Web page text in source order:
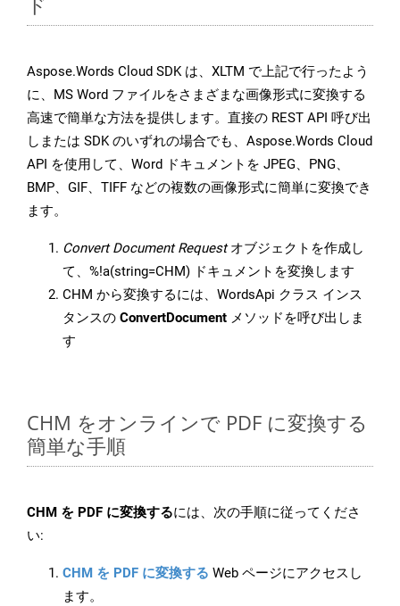
Aspose.Words Cloud SDK は、XLTM で上記で行ったよう
に、MS Word ファイルをさまざまな画像形式に変換する
高速で簡単な方法を提供します。直接の REST API 呼び出
しまたは SDK のいずれの場合でも、Aspose.Words Cloud
API を使用して、Word ドキュメントを JPEG、PNG、
BMP、GIF、TIFF などの複数の画像形式に簡単に変換でき
ます。
Convert Document Requestオブジェクトを作成し
て、%!a(string=CHM) ドキュメントを変換します
CHM から変換するには、WordsApi クラス インス
タンスの ConvertDocument メソッドを呼び出しま
す
CHM をオンラインで PDF に変換する
簡単な手順
CHM を PDF に変換するには、次の手順に従ってくださ
い:
CHM を PDF に変換する Web ページにアクセスし
ます。